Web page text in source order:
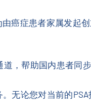
癌症患者家属发起创
，帮助国内患者同
无论您对当前的